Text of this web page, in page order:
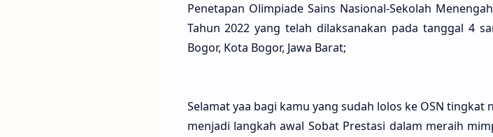
Penetapan Olimpiade Sains Nasional-Sekolah
Tahun 2022 yang telah dilaksanakan pada tanggal 4
Bogor, Kota Bogor, Jawa Barat;
Selamat yaa bagi kamu yang sudah lolos ke OSN tingkat
menjadi langkah awal Sobat Prestasi dalam meraih